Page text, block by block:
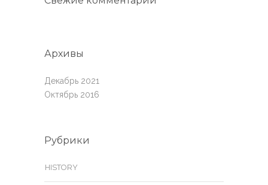
Архивы
Декабрь 2021
Октябрь 2016
Рубрики
HISTORY